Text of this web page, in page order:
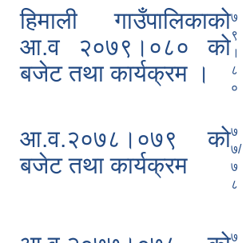
हिमाली गाउँपालिकाको
आ.व २०७९।०८० को
बजेट तथा कार्यक्रम ।
७
९
।
८
०
आ.व.२०७८।०७९ को
बजेट तथा कार्यक्रम
७
७/
७
८
७